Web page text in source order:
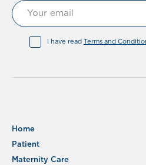
I have read Terms and
Home
Patient
Maternity Care